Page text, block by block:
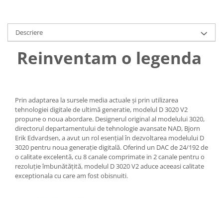
Descriere
Reinventam o legenda
Prin adaptarea la sursele media actuale și prin utilizarea
tehnologiei digitale de ultimă generatie, modelul D 3020 V2
propune o noua abordare. Designerul original al modelului 3020,
directorul departamentului de tehnologie avansate NAD, Bjorn
Erik Edvardsen, a avut un rol esențial în dezvoltarea modelului D
3020 pentru noua generație digitală. Oferind un DAC de 24/192 de
o calitate excelentă, cu 8 canale comprimate in 2 canale pentru o
rezoluție îmbunătățită, modelul D 3020 V2 aduce aceeasi calitate
exceptionala cu care am fost obisnuiti.